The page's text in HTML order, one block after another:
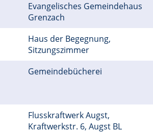
Evangelisches Gemeindehaus
Grenzach
Haus der Begegnung,
Sitzungszimmer
Gemeindebücherei
Flusskraftwerk Augst,
Kraftwerkstr. 6, Augst BL